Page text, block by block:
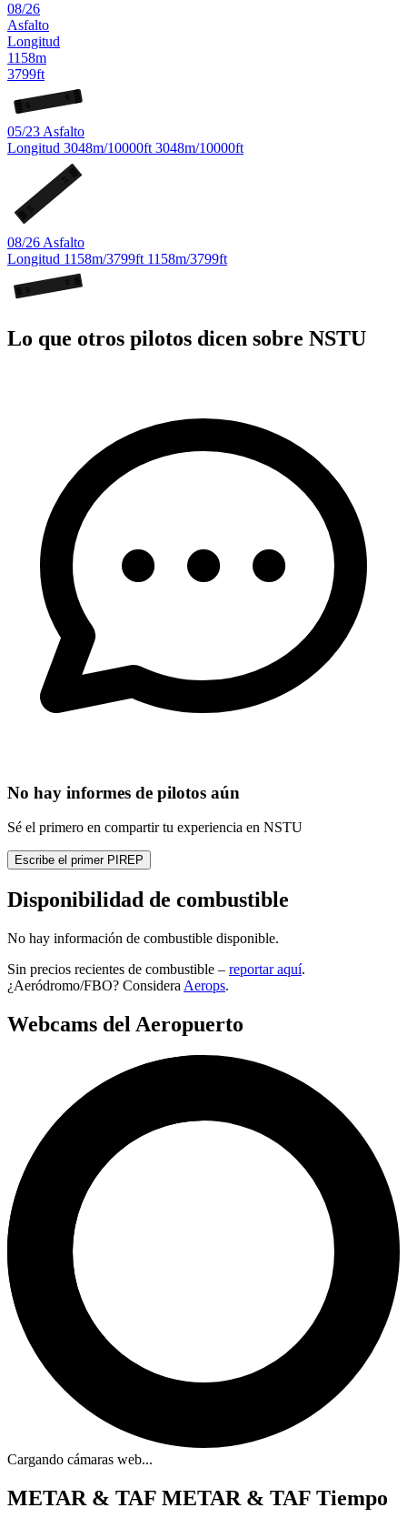
08/26
Asfalto
Longitud
1158m
3799ft
05/23 Asfalto
Longitud 3048m/10000ft 3048m/10000ft
05
08/26 Asfalto
Longitud 1158m/3799ft 1158m/3799ft
Lo que otros pilotos dicen sobre NSTU
No hay informes de pilotos aún
Sé el primero en compartir tu experiencia en NSTU
Escribe el primer PIREP
Disponibilidad de combustible
No hay información de combustible disponible.
Sin precios recientes de combustible – reportar aquí.
¿Aeródromo/FBO? Considera Aerops.
Webcams del Aeropuerto
Cargando cámaras web...
METAR & TAF METAR & TAF Tiempo